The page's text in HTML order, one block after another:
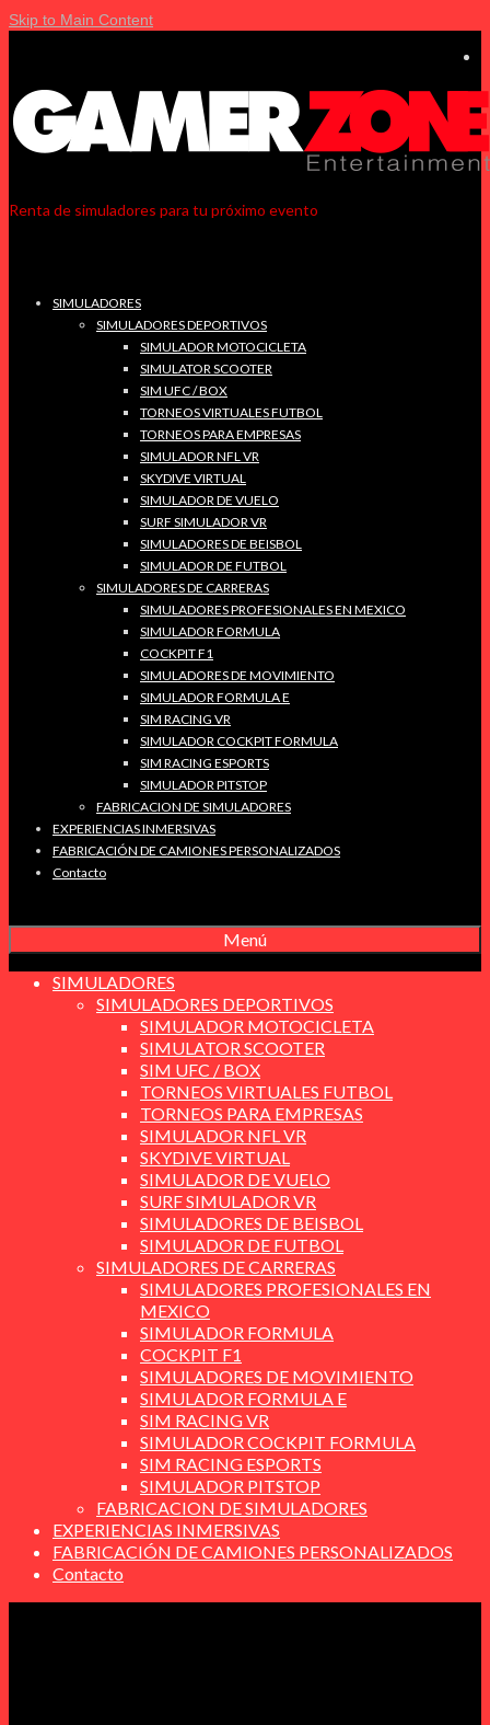
Skip to Main Content
Renta de simuladores para tu próximo evento
SIMULADORES
SIMULADORES DEPORTIVOS
SIMULADOR MOTOCICLETA
SIMULATOR SCOOTER
SIM UFC / BOX
TORNEOS VIRTUALES FUTBOL
TORNEOS PARA EMPRESAS
SIMULADOR NFL VR
SKYDIVE VIRTUAL
SIMULADOR DE VUELO
SURF SIMULADOR VR
SIMULADORES DE BEISBOL
SIMULADOR DE FUTBOL
SIMULADORES DE CARRERAS
SIMULADORES PROFESIONALES EN MEXICO
SIMULADOR FORMULA
COCKPIT F1
SIMULADORES DE MOVIMIENTO
SIMULADOR FORMULA E
SIM RACING VR
SIMULADOR COCKPIT FORMULA
SIM RACING ESPORTS
SIMULADOR PITSTOP
FABRICACION DE SIMULADORES
EXPERIENCIAS INMERSIVAS
FABRICACIÓN DE CAMIONES PERSONALIZADOS
Contacto
Menú
SIMULADORES
SIMULADORES DEPORTIVOS
SIMULADOR MOTOCICLETA
SIMULATOR SCOOTER
SIM UFC / BOX
TORNEOS VIRTUALES FUTBOL
TORNEOS PARA EMPRESAS
SIMULADOR NFL VR
SKYDIVE VIRTUAL
SIMULADOR DE VUELO
SURF SIMULADOR VR
SIMULADORES DE BEISBOL
SIMULADOR DE FUTBOL
SIMULADORES DE CARRERAS
SIMULADORES PROFESIONALES EN
MEXICO
SIMULADOR FORMULA
COCKPIT F1
SIMULADORES DE MOVIMIENTO
SIMULADOR FORMULA E
SIM RACING VR
SIMULADOR COCKPIT FORMULA
SIM RACING ESPORTS
SIMULADOR PITSTOP
FABRICACION DE SIMULADORES
EXPERIENCIAS INMERSIVAS
FABRICACIÓN DE CAMIONES PERSONALIZADOS
Contacto